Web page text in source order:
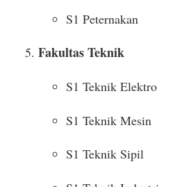
S1 Peternakan
Fakultas Teknik
S1 Teknik Elektro
S1 Teknik Mesin
S1 Teknik Sipil